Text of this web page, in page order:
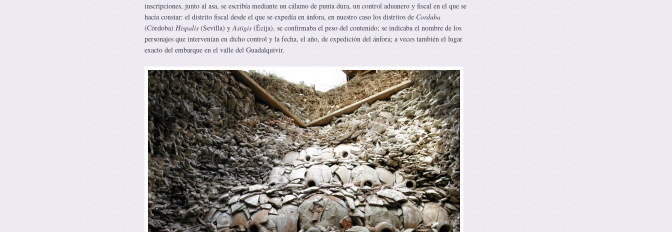
inscripciones, junto al asa, se escribía mediante un cálamo de punta dura, un control aduanero y fiscal en el que se
hacía constar: el distrito fiscal desde el que se expedía en ánfora, en nuestro caso los distritos de Corduba
(Córdoba) Hispalis(Sevilla) y Astigis(Écija), se confirmaba el peso del contenido; se indicaba el nombre de los
personajes que intervenían en dicho control y la fecha, el año, de expedición del ánfora; a veces también el lugar
exacto del embarque en el valle del Guadalquivir.